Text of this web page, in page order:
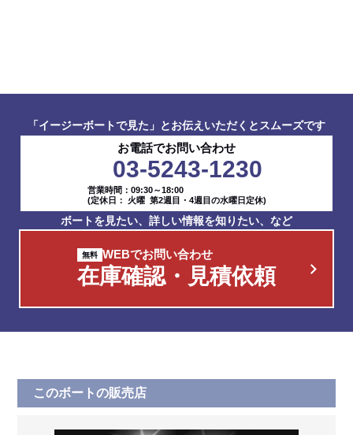
「イージーボートで見た」とお伝えいただくとスムーズです
お電話でお問い合わせ
03-5243-1230
営業時間：09:30～18:00
(定休日： 火曜 第2週目・4週目の水曜日定休)
ボートを見たい、詳しい情報を知りたい、など
WEBでお問い合わせ
在庫確認・見積依頼
このボートの販売店